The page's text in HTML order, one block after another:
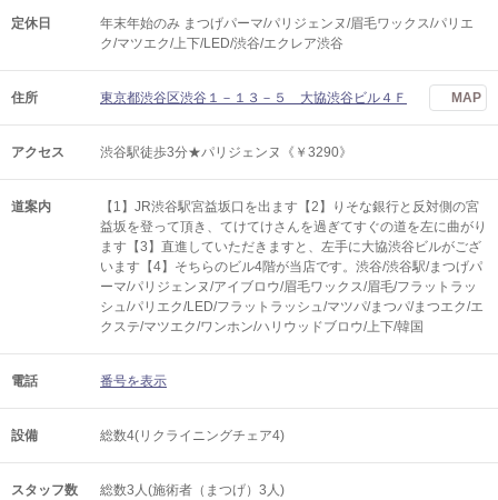
定休日
年末年始のみ まつげパーマ/パリジェンヌ/眉毛ワックス/パリエ
ク/マツエク/上下/LED/渋谷/エクレア渋谷
住所 東京都渋谷区渋谷１－１３－５ 大協渋谷ビル４Ｆ MAP
アクセス 渋谷駅徒歩3分★パリジェンヌ《￥3290》
道案内
【1】JR渋谷駅宮益坂口を出ます【2】りそな銀行と反対側の宮
益坂を登って頂き、てけてけさんを過ぎてすぐの道を左に曲がり
ます【3】直進していただきますと、左手に大協渋谷ビルがござ
います【4】そちらのビル4階が当店です。渋谷/渋谷駅/まつげパ
ーマ/パリジェンヌ/アイブロウ/眉毛ワックス/眉毛/フラットラッ
シュ/パリエク/LED/フラットラッシュ/マツパ/まつパ/まつエク/エ
クステ/マツエク/ワンホン/ハリウッドブロウ/上下/韓国
電話 番号を表示
設備 総数4(リクライニングチェア4)
スタッフ数 総数3人(施術者（まつげ）3人)